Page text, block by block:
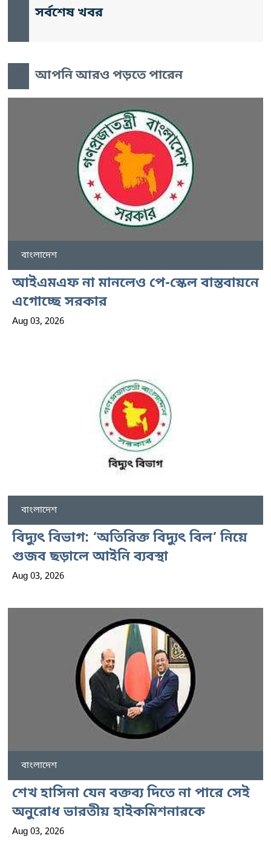
সর্বশেষ খবর
আপনি আরও পড়তে পারেন
বাংলাদেশ
আইএমএফ না মানলেও পে-স্কেল বাস্তবায়নে
এগোচ্ছে সরকার
Aug 03, 2026
বাংলাদেশ
বিদ্যুৎ বিভাগ: ‘অতিরিক্ত বিদ্যুৎ বিল’ নিয়ে
গুজব ছড়ালে আইনি ব্যবস্থা
Aug 03, 2026
বাংলাদেশ
শেখ হাসিনা যেন বক্তব্য দিতে না পারে সেই
অনুরোধ ভারতীয় হাইকমিশনারকে
Aug 03, 2026